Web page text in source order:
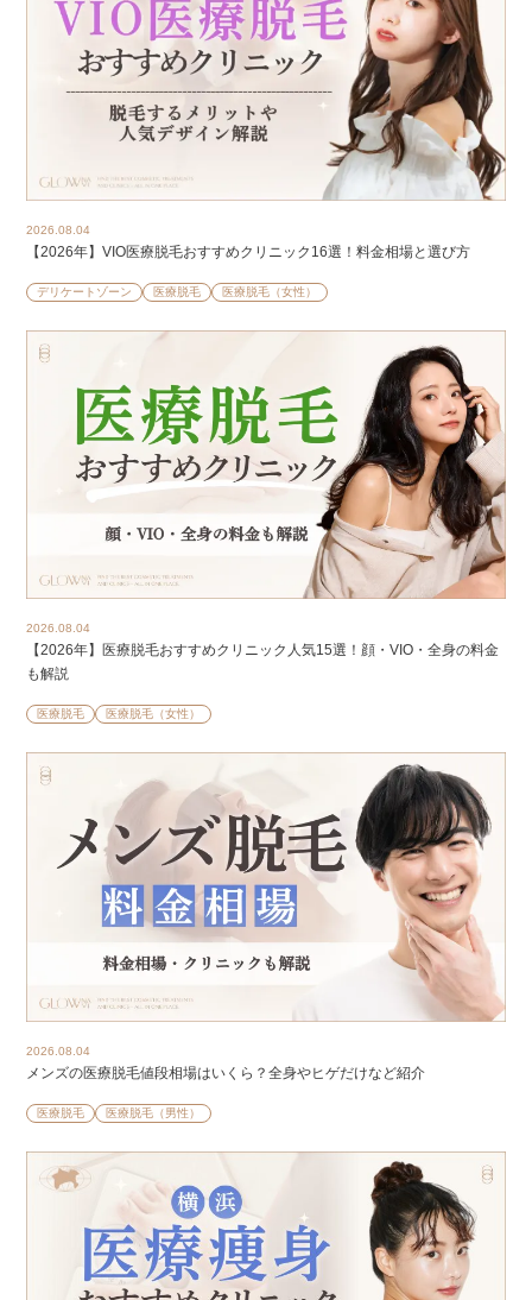
2026.08.04
【2026年】VIO医療脱毛おすすめクリニック16選！料金相場と選び方
デリケートゾーン 医療脱毛 医療脱毛（女性）
2026.08.04
【2026年】医療脱毛おすすめクリニック人気15選！顔・VIO・全身の料金
も解説
医療脱毛 医療脱毛（女性）
2026.08.04
メンズの医療脱毛値段相場はいくら？全身やヒゲだけなど紹介
医療脱毛 医療脱毛（男性）